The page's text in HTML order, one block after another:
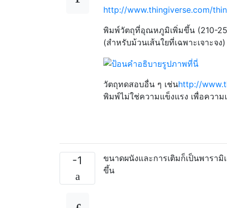
http://www.thingiverse.com/
พิมพ์วัตถุที่อุณหภูมิเพิ่มขึ้น (210-
(สำหรับม้วนเส้นใยที่เฉพาะเจาะ
วัตถุทดสอบอื่น ๆ เช่นhttp://
พิมพ์ไม่ใช่ความแข็งแรง เพื่อควา
-1
ขนาดผนังและการเติมก็เป็นพารา
ขึ้น